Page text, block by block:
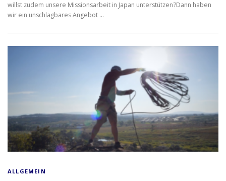
willst zudem unsere Missionsarbeit in Japan unterstützen?Dann haben
wir ein unschlagbares Angebot …
ALLGEMEIN